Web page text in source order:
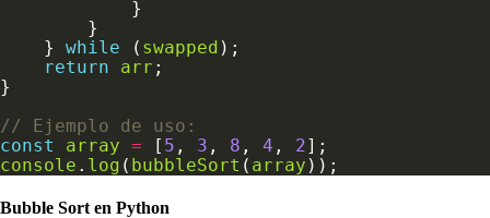
    }
while ( swapped
return
arr
const
array = [ 5 , 3 , 8 , 4 , 2
console . log ( bubbleSort ( array
Bubble Sort en Python